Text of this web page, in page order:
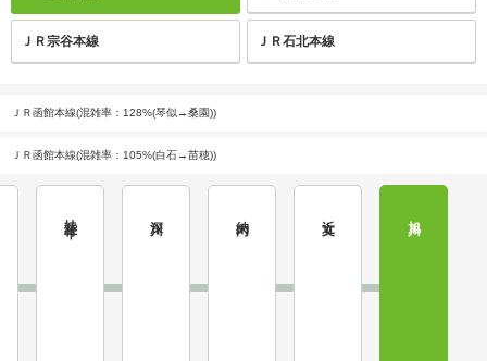
ＪＲ宗谷本線 ＪＲ石北本線
ＪＲ函館本線(混雑率：128%(琴似→桑園))
ＪＲ函館本線(混雑率：105%(白石→苗穂))